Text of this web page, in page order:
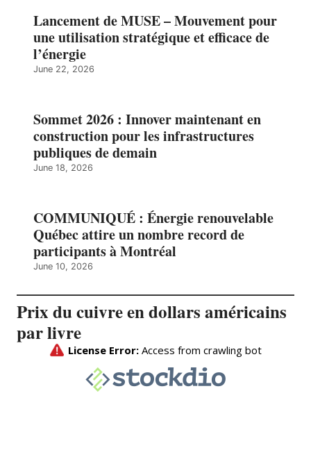
Lancement de MUSE – Mouvement pour
une utilisation stratégique et efficace de
l’énergie
June 22, 2026
Sommet 2026 : Innover maintenant en
construction pour les infrastructures
publiques de demain
June 18, 2026
COMMUNIQUÉ : Énergie renouvelable
Québec attire un nombre record de
participants à Montréal
June 10, 2026
Prix du cuivre en dollars américains
par livre